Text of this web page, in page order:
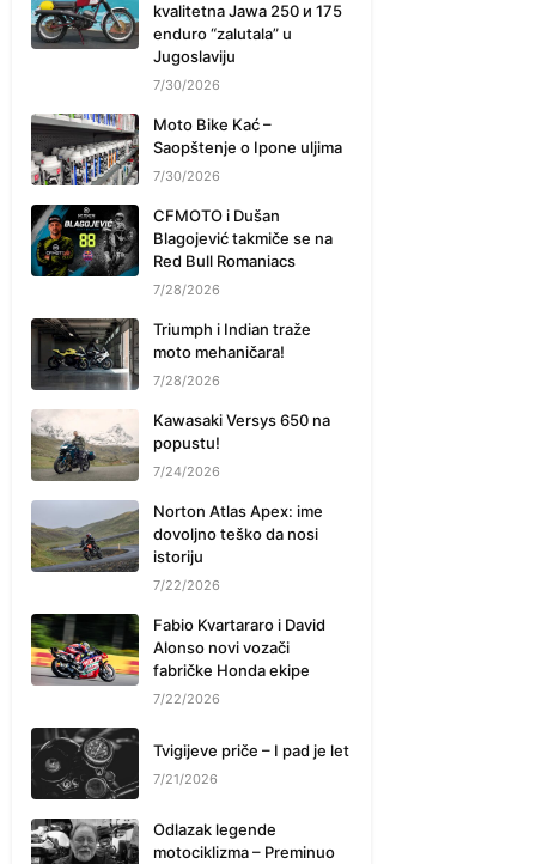
kvalitetna Jawa 250 и 175
enduro “zalutala” u
Jugoslaviju
7/30/2026
Moto Bike Kać –
Saopštenje o Ipone uljima
7/30/2026
CFMOTO i Dušan
Blagojević takmiče se na
Red Bull Romaniacs
7/28/2026
Triumph i Indian traže
moto mehaničara!
7/28/2026
Kawasaki Versys 650 na
popustu!
7/24/2026
Norton Atlas Apex: ime
dovoljno teško da nosi
istoriju
7/22/2026
Fabio Kvartararo i David
Alonso novi vozači
fabričke Honda ekipe
7/22/2026
Tvigijeve priče – I pad je let
7/21/2026
Odlazak legende
motociklizma – Preminuo